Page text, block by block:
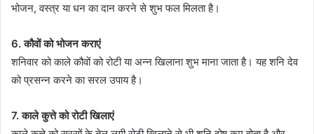
भोजन, वस्त्र या धन का दान करने से शुभ फल मिलता है।
6. कौवों को भोजन कराएं
शनिवार को काले कौवों को रोटी या अन्न खिलाना शुभ माना जाता है। यह शनि देव
को प्रसन्न करने का सरल उपाय है।
7. काले कुत्ते को रोटी खिलाएं